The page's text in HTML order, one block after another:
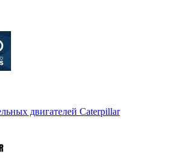
двигателей Caterpillar